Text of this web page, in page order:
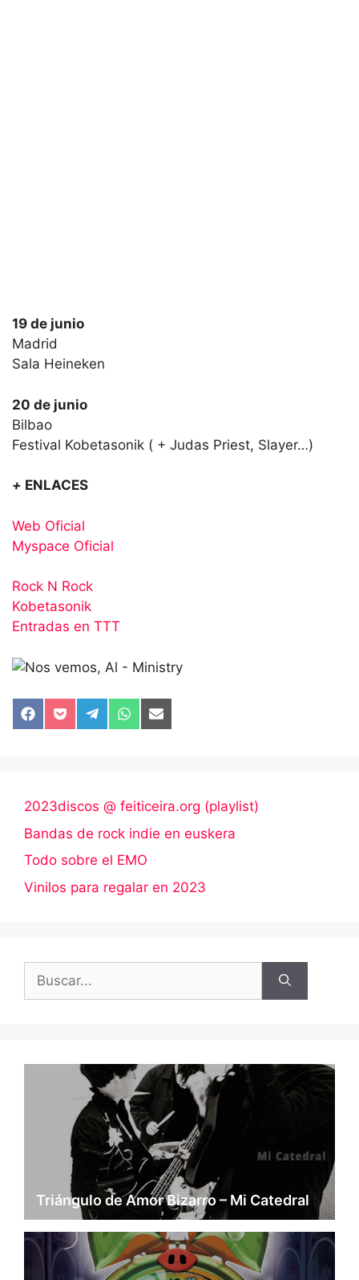
19 de junio
Madrid
Sala Heineken
20 de junio
Bilbao
Festival Kobetasonik ( + Judas Priest, Slayer…)
+ ENLACES
Web Oficial
Myspace Oficial
Rock N Rock
Kobetasonik
Entradas en TTT
Compartir
en
Compartir
en
Compartir
en
Compartir
en
Compartir
en
2023discos @ feiticeira.org (playlist)
Bandas de rock indie en euskera
Todo sobre el EMO
Vinilos para regalar en 2023
Triángulo de Amor Bizarro – Mi Catedral